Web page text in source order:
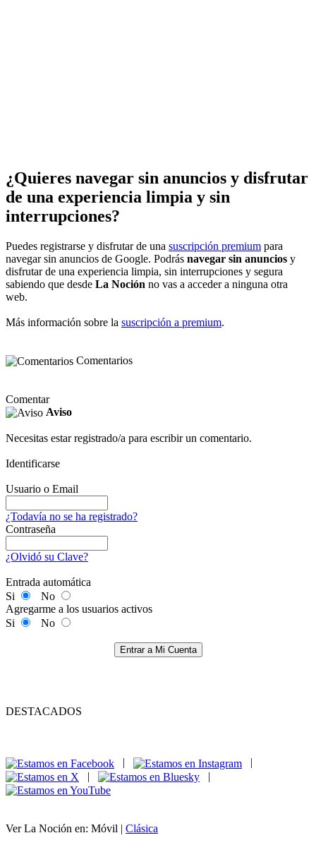
¿Quieres navegar sin anuncios y disfrutar
de una experiencia limpia y sin
interrupciones?
Puedes registrarse y disfrutar de una suscripción premium para
navegar sin anuncios de Google. Podrás navegar sin anuncios y
disfrutar de una experiencia limpia, sin interrupciones y segura
sabiendo que desde La Noción no vas a acceder a ninguna otra
web.
Más información sobre la suscripción a premium.
Comentarios
Comentar
Aviso
Necesitas estar registrado/a para escribir un comentario.
Identificarse
Usuario o Email
¿Todavía no se ha registrado?
Contraseña
¿Olvidó su Clave?
Entrada automática
Si
No
Agregarme a los usuarios activos
Si
No
Entrar a Mi Cuenta
DESTACADOS
|
|
Ver La Noción en: Móvil | Clásica